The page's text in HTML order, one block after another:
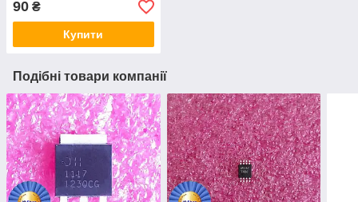
90 ₴
Купити
Подібні товари компанії